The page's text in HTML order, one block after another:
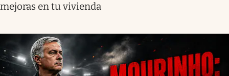
mejoras en tu vivienda